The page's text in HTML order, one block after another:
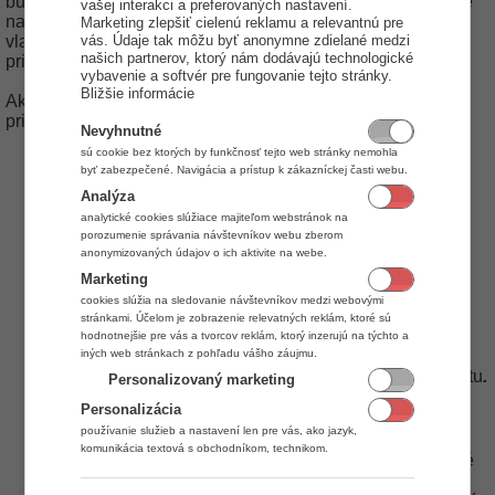
napr. len 50% z hodnoty položky s DPH bude odvedená do
vlastného účtu (cena za položku s DPH = 50% hodnote
pripísaného kreditu).
Ako prvý si zadefinujte cenník, ktorý bude slúžiť na
pripisovanie kreditu do vlastného účtu.
Cenníkyzobrazíte kliknutím naCenníkyv hlavnom
menu aplikácie.
Kliknite na tlačidlo
, otvorí sa formulár pre
nastavenie cenníka.
V hornej časti formulára Ako nadefinujte konkrétne
chovanie daného cenníka.
Rabatové pravidlo do vlastného účtu - aplikované na
položky dokladu.
2) Dané percentá z predajnej ceny bez DPH sa
pripočíta do vlastného účtu
V záložke Údajevyplňte nasledovné údaje:
Názov: napr. Rabatové pravidlo do vlastného účtu.
Kategórie
nadefinujte, z ktorých kategórií
tovarov sa bude aké % z predajnej ceny odvádzať do
vlastného účtu.
priradíte k cenníku kontakty, ktoré
máte definované ako zákazníkov. Rovnako je možné
vašej interakci a preferovaných nastavení.
Marketing zlepšiť cielenú reklamu a relevantnú pre
vás. Údaje tak môžu byť anonymne zdielané medzi
našich partnerov, ktorý nám dodávajú technologické
vybavenie a softvér pre fungovanie tejto stránky.
Bližšie informácie
Nevyhnutné
sú cookie bez ktorých by funkčnosť tejto web stránky nemohla
byť zabezpečené. Navigácia a prístup k zákazníckej časti webu.
Analýza
analytické cookies slúžiace majiteľom webstránok na
porozumenie správania návštevníkov webu zberom
anonymizovaných údajov o ich aktivite na webe.
Marketing
cookies slúžia na sledovanie návštevníkov medzi webovými
stránkami. Účelom je zobrazenie relevatných reklám, ktoré sú
hodnotnejšie pre vás a tvorcov reklám, ktorý inzerujú na týchto a
iných web stránkach z pohľadu vášho záujmu.
Personalizovaný marketing
Personalizácia
používanie služieb a nastavení len pre vás, ako jazyk,
komunikácia textová s obchodníkom, technikom.